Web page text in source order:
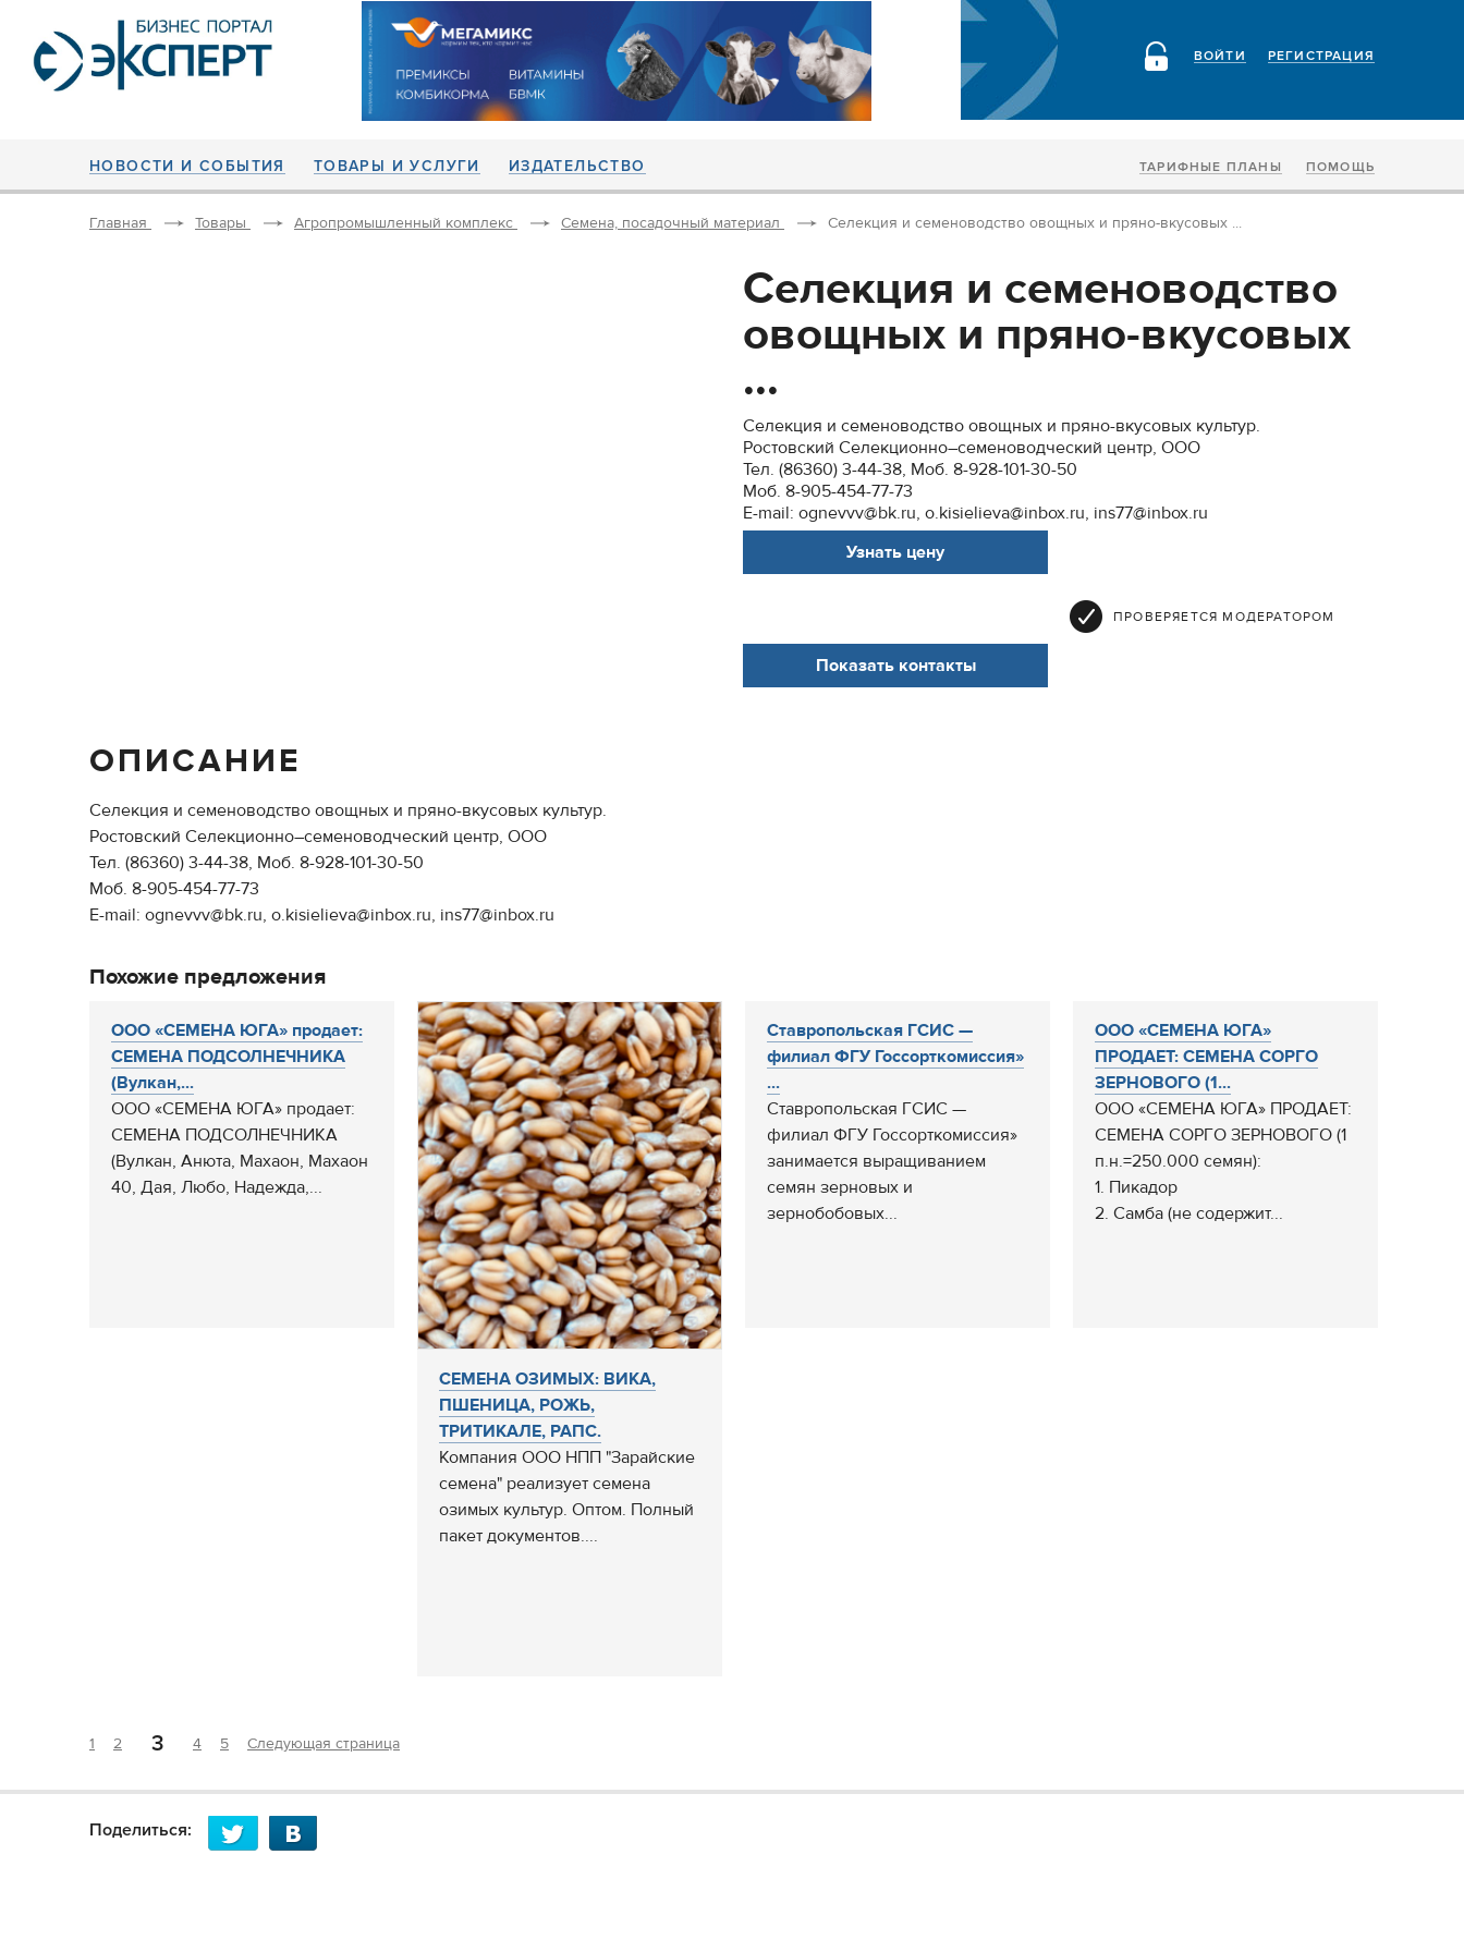
РЕГИСТРАЦИЯ
ВОЙТИ
НОВОСТИ И СОБЫТИЯ ТОВАРЫ И УСЛУГИ ИЗДАТЕЛЬСТВО ТАРИФНЫЕ ПЛАНЫ ПОМОЩЬ
Главная Товары Агропромышленный комплекс Семена, посадочный материал Селекция и семеноводство овощных и пряно-вкусовых ...
Селекция и семеноводство
овощных и пряно-вкусовых
...
Селекция и семеноводство овощных и пряно-вкусовых культур.
Ростовский Селекционно–семеноводческий центр, ООО
Тел. (86360) 3-44-38, Моб. 8-928-101-30-50
Моб. 8-905-454-77-73
E-mail: ognevvv@bk.ru, o.kisielieva@inbox.ru, ins77@inbox.ru
Узнать цену
ПРОВЕРЯЕТСЯ МОДЕРАТОРОМ
Показать контакты
ОПИСАНИЕ
Селекция и семеноводство овощных и пряно-вкусовых культур.
Ростовский Селекционно–семеноводческий центр, ООО
Тел. (86360) 3-44-38, Моб. 8-928-101-30-50
Моб. 8-905-454-77-73
E-mail: ognevvv@bk.ru, o.kisielieva@inbox.ru, ins77@inbox.ru
Похожие предложения
ООО «СЕМЕНА ЮГА» продает:
СЕМЕНА ПОДСОЛНЕЧНИКА
(Вулкан,...
ООО «СЕМЕНА ЮГА» продает:
СЕМЕНА ПОДСОЛНЕЧНИКА
(Вулкан, Анюта, Махаон, Махаон
40, Дая, Любо, Надежда,...
СЕМЕНА ОЗИМЫХ: ВИКА,
ПШЕНИЦА, РОЖЬ,
ТРИТИКАЛЕ, РАПС.
Компания ООО НПП "Зарайские
семена" реализует семена
озимых культур. Оптом. Полный
пакет документов....
Ставропольская ГСИС —
филиал ФГУ Госсорткомиссия»
...
Ставропольская ГСИС —
филиал ФГУ Госсорткомиссия»
занимается выращиванием
семян зерновых и
зернобобовых...
ООО «СЕМЕНА ЮГА»
ПРОДАЕТ: СЕМЕНА СОРГО
ЗЕРНОВОГО (1...
ООО «СЕМЕНА ЮГА» ПРОДАЕТ:
СЕМЕНА СОРГО ЗЕРНОВОГО (1
п.н.=250.000 семян):
1. Пикадор
2. Самба (не содержит...
1 2 3 4 5 Следующая страница
Поделиться: